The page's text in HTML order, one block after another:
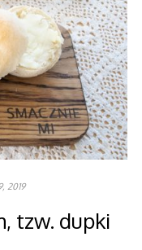
2019
tzw. dupki